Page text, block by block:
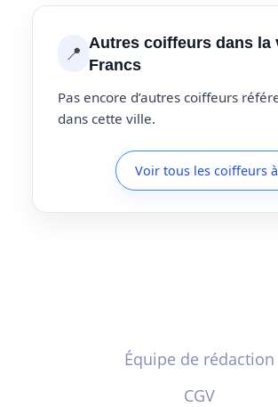
📍 Autres coiffeurs dans la
Francs
Pas encore d’autres coiffeurs
dans cette ville.
Voir tous les coiffeurs
Équipe de rédaction
CGV